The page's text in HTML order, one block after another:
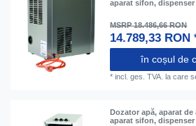
aparat sifon, dispenser
MSRP 18.486,66 RON
14.789,33 RON
în coșul de
*incl. ges. TVA. la care
Dozator apă, aparat
aparat sifon, dispenser